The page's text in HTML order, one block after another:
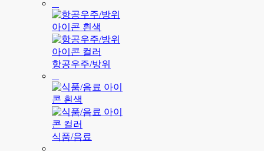
항공우주/방위
식품/음료